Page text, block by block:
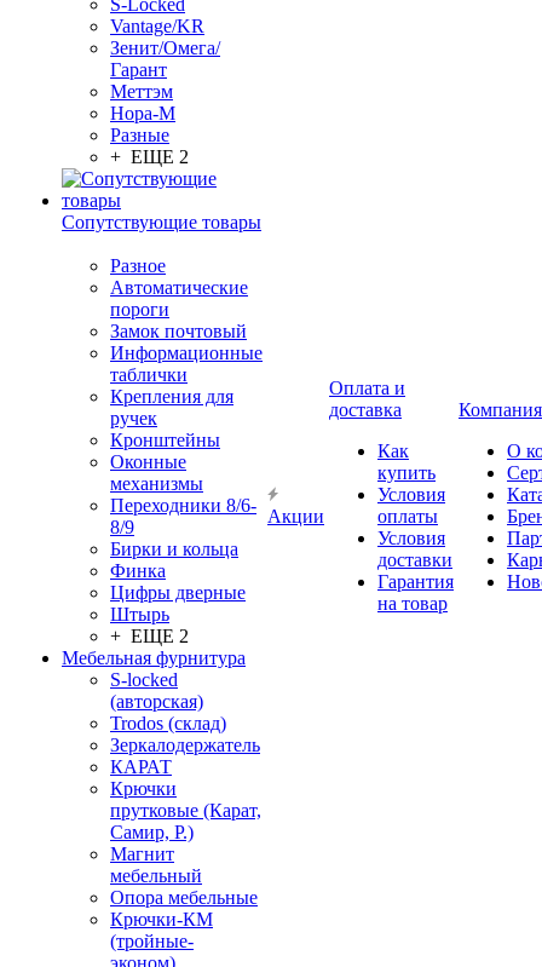
S-Locked
Vantage/KR
Зенит/Омега/
Гарант
Меттэм
Нора-М
Разные
+ ЕЩЕ 2
Сопутствующие товары
Разное
Автоматические
пороги
Замок почтовый
Информационные
таблички
Крепления для
ручек
Кронштейны
Оконные
механизмы
Переходники 8/6-
8/9
Бирки и кольца
Финка
Цифры дверные
Штырь
+ ЕЩЕ 2
Мебельная фурнитура
S-locked
(авторская)
Trodos (склад)
Зеркалодержатель
КАРАТ
Крючки
прутковые (Карат,
Самир, Р.)
Магнит
мебельный
Опора мебельные
Крючки-КМ
(тройные-
Акции
Оплата и
доставка
Как
купить
Условия
оплаты
Условия
доставки
Гарантия
на товар
Компания
О